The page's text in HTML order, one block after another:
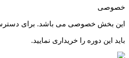
خصوصی
این بخش خصوصی می باشد. برای
باید این دوره را خریداری نمایید.